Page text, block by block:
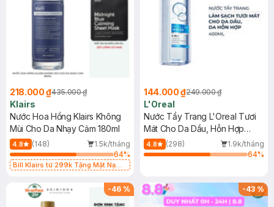
218.000 ₫435.000 ₫
Klairs
Nước Hoa Hồng Klairs Không
Mùi Cho Da Nhạy Cảm 180ml
4.8 (148)
1.5k/tháng
64%
Bill Klairs từ 299k Tặng Mặt Nạ
25ml (SL Có Hạn)
144.000 ₫249.000 ₫
L'Oreal
Nước Tẩy Trang L'Oreal Tươi
Mát Cho Da Dầu, Hỗn Hợp
400ml
4.8 (298)
1.9k/tháng
64%
-46 % -43%